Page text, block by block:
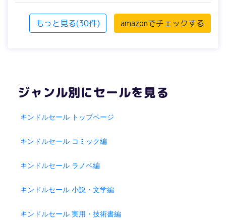
もっと見る(30件) amazonでチェックする
ジャンル別にセールを見る
キンドルセール トップページ
キンドルセール コミック編
キンドルセール ラノベ編
キンドルセール 小説・文学編
キンドルセール 実用・技術書編